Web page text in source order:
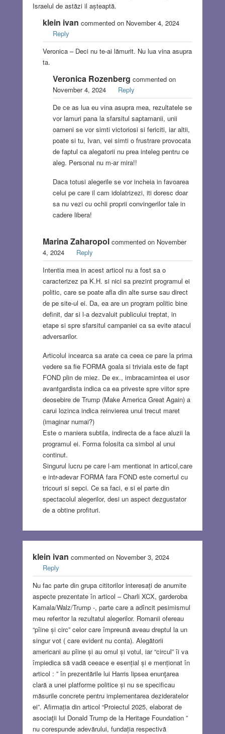
Israelul de astăzi il așteaptă.
klein ivan commented on November 4, 2024
Reply
Veronica – Deci nu te-ai lămurit. Nu lua vina asupra
ta.
Veronica Rozenberg commented on
November 4, 2024
Reply
De ce as lua eu vina asupra mea, rezultatele se
vor lamuri pana la sfarsitul saptamanii, unii
oameni se vor simti victoriosi si fericiti, iar altii,
poate si tu, Ivan, vei simti o frustrare provocata
de faptul ca alegatorii nu prea inteleg pentru ce
aleg. Personal nu m-ar mira!!
Daca totusi alegerile se vor incheia in favoarea
celui pe care il cam idolatrizezi, iti doresc doar
sa nu vezi cu ochii proprii convingerilor tale in
cadere libera!
Marina Zaharopolcommented on November
4, 2024
Reply
Intentia mea in acest articol nu a fost sa o
caracterizez pa K.H. si nici sa prezint programul ei
politic, care se poate afla din alte surse sau direct
de pe site-ul ei. Da, ea are un program politic bine
definit, dar si l-a dezvaluit publicului treptat, in
etape si spre sfarsitul campaniei ca sa evite atacul
adversarilor.
Articolul incearca sa arate ca ceea ce pare la prima
vedere sa fie FORMA goala si triviala este de fapt
FOND plin de miez. De ex., imbracamintea ei usor
avantgardista indica ca ea priveste spre viitor spre
deosebire de Trump (Make America Great Again) a
carui lozinca indica reinvierea unui trecut maret
(imaginar numai?)
Este o maniera subtila, indirecta de a face aluzii la
programul ei. Forma folosita ca simbol al unui
continut.
Singurul lucru pe care l-am mentionat in articol,care
e intr-adevar FORMA fara FOND este comertul cu
tricouri si sepci. Ce sa faci, e si el parte din
spectacolul alegerilor, desi un aspect dezgustator
de a obtine profituri.
klein ivan commented on November 3, 2024
Reply
Nu fac parte din grupa cititorilor interesați de anumite
aspecte prezentate în articol – Charli XCX, garderoba
Kamala/Walz/Trump -, parte care a adîncit pesimismul
meu referitor la rezultatul alegerilor. Romanii ofereau
“pîine și circ” celor care împreună aveau dreptul la un
singur vot ( care evident nu conta). Alegătorii
americani au pîine și au omul și votul, iar “circul” îi va
împiedica să vadă ceeace e esențial și e menționat în
articol : ” în prezentările lui Harris lipsea enunţarea
clară a unei platforme politice și nu se specificau
măsurile concrete pentru implementarea dezideratelor
ei”. Afirmația din articol “Proiectul 2025, elaborat de
asociaţii lui Donald Trump de la Heritage Foundation ”
nu corespunde adevărului, fundația respectivă